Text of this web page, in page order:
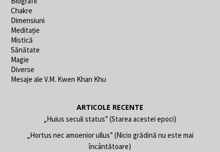
Chakre
Dimensiuni
Meditație
Mistică
Sănătate
Magie
Diverse
Mesaje ale V.M. Kwen Khan Khu
ARTICOLE RECENTE
„Huius seculi status” (Starea acestei epoci)
„Hortus nec amoenior ullus” (Nicio grădină nu este mai
încântătoare)